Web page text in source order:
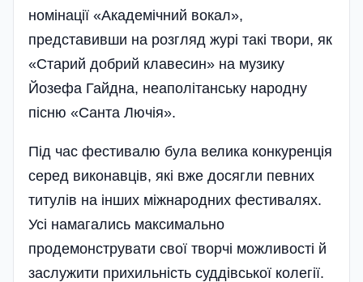
номінації «Акад­е­міч­ний вокал»,
представивши на розгляд журі такі твори, як
«Старий добрий клавесин» на музику
Йозефа Гайдна, неаполітанську народну
пісню «Санта Лючія».
Під час фестивалю була велика конкуренція
серед виконавців, які вже досягли певних
титулів на інших міжнародних фестивалях.
Усі намагались максимально
продемонструвати свої творчі можливості й
заслужити прихильність суддівської колегії.